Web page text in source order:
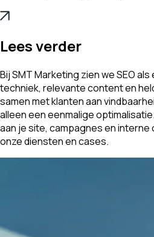
Lees verder
Bij SMT Marketing zien we SEO
techniek, relevante content en
samen met klanten aan
alleen een eenmalige
aan je site, campagnes en interne
onze diensten en cases.